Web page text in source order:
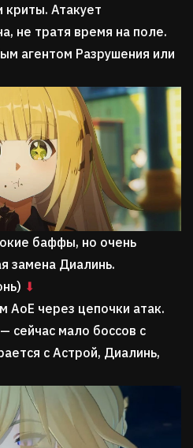
криты. Атакует
не тратя время на поле.
агентом Разрушения или
баффы, но очень
замена Диалинь.
⬇
через цепочки атак.
сейчас мало боссов с
с Астрой, Диалинь,